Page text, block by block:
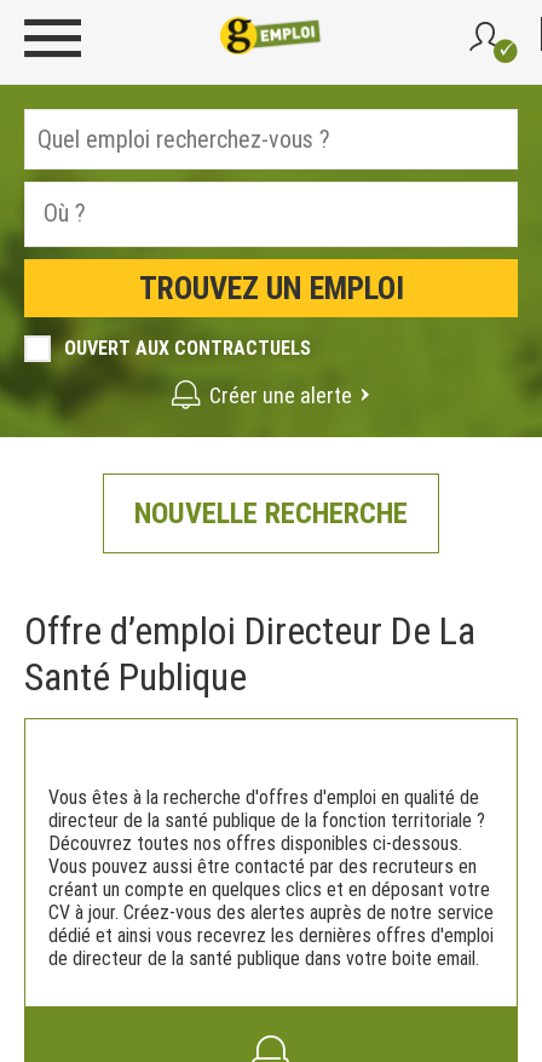
OUVERT AUX CONTRACTUELS
Créer une alerte
NOUVELLE RECHERCHE
Offre d’emploi Directeur De La
Santé Publique
Vous êtes à la recherche d'offres d'emploi en qualité de
directeur de la santé publique de la fonction territoriale ?
Découvrez toutes nos offres disponibles ci-dessous.
Vous pouvez aussi être contacté par des recruteurs en
créant un compte en quelques clics et en déposant votre
CV à jour. Créez-vous des alertes auprès de notre service
dédié et ainsi vous recevrez les dernières offres d'emploi
de directeur de la santé publique dans votre boite email.